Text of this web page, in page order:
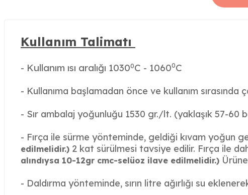
Kullanım Talimatı
- Kullanım ısı aralığı 10300C - 10600C
- Kullanıma başlamadan önce ve kullanım sırasında
- Sır ambalaj yoğunluğu 1530 gr./lt. (yaklaşık 57-60
- Fırça ile sürme yönteminde, geldiği kıvam yoğun
edilmelidir.) 2 kat sürülmesi tavsiye edilir. Fırça ile
alındıysa 10-12gr cmc-selüoz ilave edilmelidir.)
- Daldırma yönteminde, sırın litre ağırlığı su